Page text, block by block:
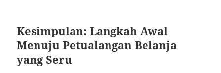
Kesimpulan: Langkah Awal
Menuju Petualangan Belanja
yang Seru